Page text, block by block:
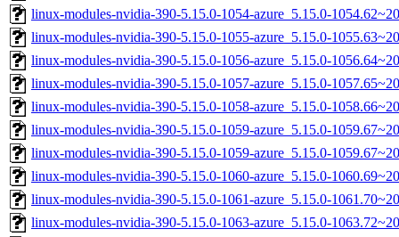
linux-modules-nvidia-390-5.15.0-1054-azure_5.15.0-
linux-modules-nvidia-390-5.15.0-1055-azure_5.15.0-
linux-modules-nvidia-390-5.15.0-1056-azure_5.15.0-
linux-modules-nvidia-390-5.15.0-1057-azure_5.15.0-
linux-modules-nvidia-390-5.15.0-1058-azure_5.15.0-
linux-modules-nvidia-390-5.15.0-1059-azure_5.15.0-
linux-modules-nvidia-390-5.15.0-1059-azure_5.15.0-
linux-modules-nvidia-390-5.15.0-1060-azure_5.15.0-
linux-modules-nvidia-390-5.15.0-1061-azure_5.15.0-
linux-modules-nvidia-390-5.15.0-1063-azure_5.15.0-